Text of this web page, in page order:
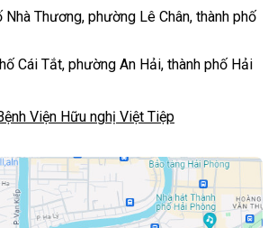
Nhà Thương, phường Lê Chân, thành phố
Cái Tắt, phường An Hải, thành phố Hải
Viện Hữu nghị Việt Tiệp